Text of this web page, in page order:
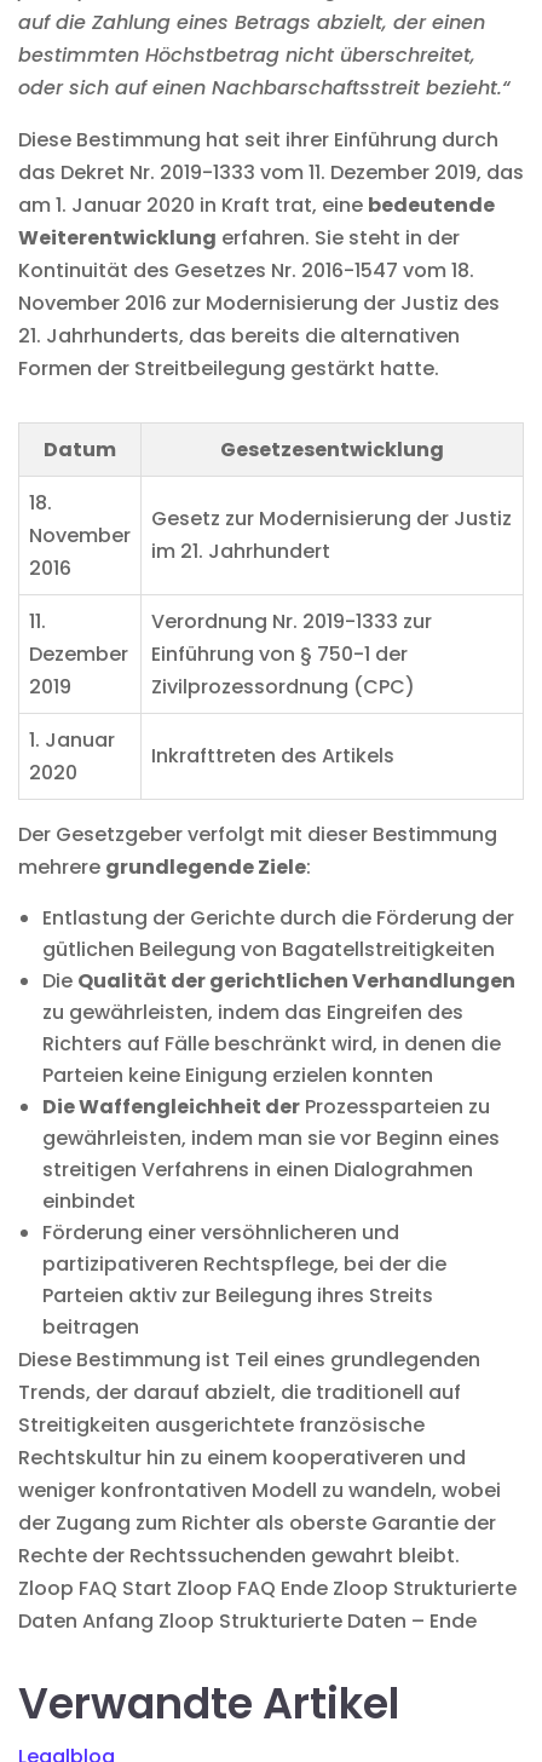
auf die Zahlung eines Betrags abzielt, der einen
bestimmten Höchstbetrag nicht überschreitet,
oder sich auf einen Nachbarschaftsstreit bezieht.“
Diese Bestimmung hat seit ihrer Einführung durch
das Dekret Nr. 2019-1333 vom 11. Dezember 2019, das
am 1. Januar 2020 in Kraft trat, eine bedeutende
Weiterentwicklung erfahren. Sie steht in der
Kontinuität des Gesetzes Nr. 2016-1547 vom 18.
November 2016 zur Modernisierung der Justiz des
21. Jahrhunderts, das bereits die alternativen
Formen der Streitbeilegung gestärkt hatte.
Datum
Gesetzesentwicklung
18.
November
2016
Gesetz zur Modernisierung der Justiz
im 21. Jahrhundert
11.
Dezember
2019
Verordnung Nr. 2019-1333 zur
Einführung von § 750-1 der
Zivilprozessordnung (CPC)
1. Januar
2020
Inkrafttreten des Artikels
Der Gesetzgeber verfolgt mit dieser Bestimmung
mehrere grundlegende Ziele:
Entlastung der Gerichte durch die Förderung der
gütlichen Beilegung von Bagatellstreitigkeiten
Die Qualität der gerichtlichen Verhandlungen
zu gewährleisten, indem das Eingreifen des
Richters auf Fälle beschränkt wird, in denen die
Parteien keine Einigung erzielen konnten
Die Waffengleichheit der Prozessparteien zu
gewährleisten, indem man sie vor Beginn eines
streitigen Verfahrens in einen Dialograhmen
einbindet
Förderung einer versöhnlicheren und
partizipativeren Rechtspflege, bei der die
Parteien aktiv zur Beilegung ihres Streits
beitragen
Diese Bestimmung ist Teil eines grundlegenden
Trends, der darauf abzielt, die traditionell auf
Streitigkeiten ausgerichtete französische
Rechtskultur hin zu einem kooperativeren und
weniger konfrontativen Modell zu wandeln, wobei
der Zugang zum Richter als oberste Garantie der
Rechte der Rechtssuchenden gewahrt bleibt.
Zloop FAQ Start Zloop FAQ Ende Zloop Strukturierte
Daten Anfang Zloop Strukturierte Daten – Ende
Verwandte Artikel